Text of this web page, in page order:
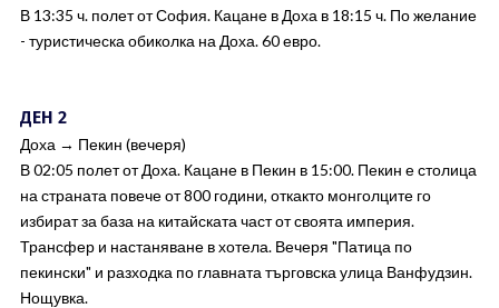
В 13:35 ч. полет от София. Кацане в Доха в 18:15 ч. По желание
- туристическа обиколка на Доха. 60 евро.
ДЕН 2
Доха → Пекин (вечеря)
В 02:05 полет от Доха. Кацане в Пекин в 15:00. Пекин е столица
на страната повече от 800 години, откакто монголците го
избират за база на китайската част от своята империя.
Трансфер и настаняване в хотела. Вечеря "Патица по
пекински" и разходка по главната търговска улица Ванфудзин.
Нощувка.